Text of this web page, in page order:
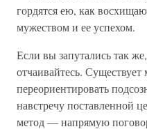
гордятся ею, как
мужеством и ее успехом.
Если вы запутались так
отчаивайтесь.
переориентировать
навстречу поставленной
метод — напрямую